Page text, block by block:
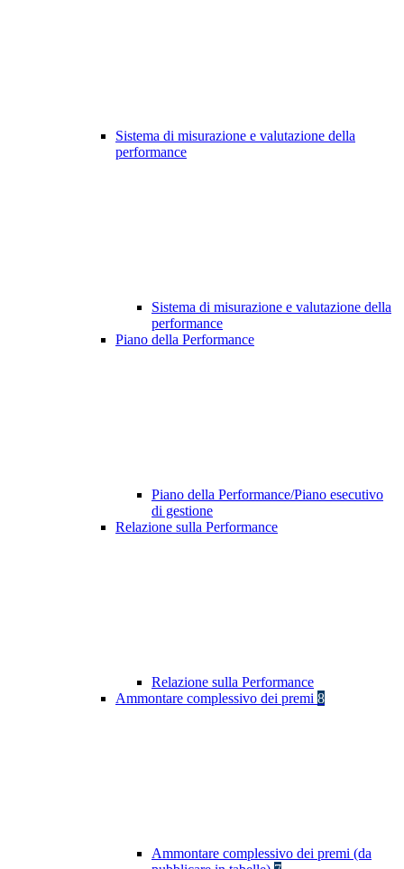
Sistema di misurazione e valutazione della
performance
Sistema di misurazione e valutazione della
performance
Piano della Performance
Piano della Performance/Piano esecutivo
di gestione
Relazione sulla Performance
Relazione sulla Performance
Ammontare complessivo dei premi 8
Ammontare complessivo dei premi (da